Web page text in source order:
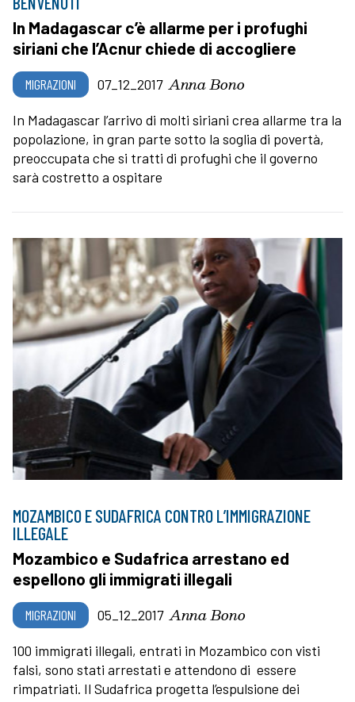
In Madagascar c’è allarme per i profughi
siriani che l’Acnur chiede di accogliere
MIGRAZIONI 07_12_2017 Anna Bono
In Madagascar l’arrivo di molti siriani crea allarme tra la
popolazione, in gran parte sotto la soglia di povertà,
preoccupata che si tratti di profughi che il governo
sarà costretto a ospitare
MOZAMBICO E SUDAFRICA CONTRO L’IMMIGRAZIONE
ILLEGALE
Mozambico e Sudafrica arrestano ed
espellono gli immigrati illegali
MIGRAZIONI 05_12_2017 Anna Bono
100 immigrati illegali, entrati in Mozambico con visti
falsi, sono stati arrestati e attendono di essere
rimpatriati. Il Sudafrica progetta l’espulsione dei